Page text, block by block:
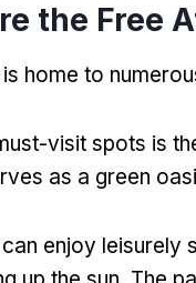
the Free
home to
visit spots is
as a green
enjoy leisurely